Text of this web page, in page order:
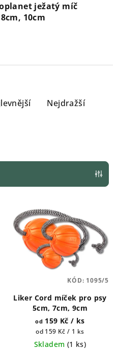
ježatý míč
10cm
Nejdražší
Liker Cord míček pro psy
5cm, 7cm, 9cm
od 159 Kč/ ks
Měrná
cena:
od 159 Kč / 1 ks
Skladem (1 ks)
KÓD: 1095/5